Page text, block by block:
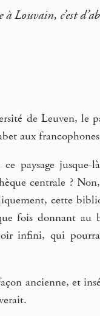
Louvain, c’est
de Leuven, le
aux
paysage
centrale ?
cette
fois donnant
infini, qui
ancienne, et